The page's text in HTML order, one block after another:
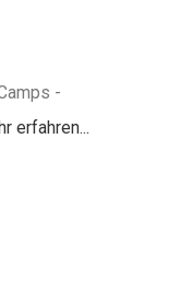
-
erfahren...